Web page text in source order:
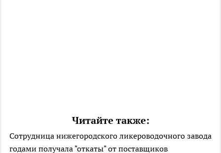
Читайте также:
Сотрудница нижегородского ликероводочного завода
годами получала "откаты" от поставщиков